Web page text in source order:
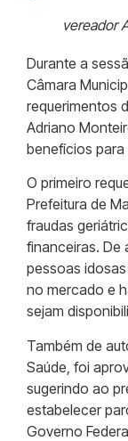
vereador
Durante a
Câmara
requerimentos
Adriano
benefícios
O primeiro
Prefeitura de
fraudas
financeiras. De
pessoas
no mercado e
sejam
Também de
Saúde, foi
sugerindo ao
estabelecer
Governo